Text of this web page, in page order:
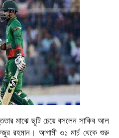
মাঝে ছুটি চেয়ে বসলেন সাকিব আল
রহমান। আগামী ৩১ মার্চ থেকে শুরু